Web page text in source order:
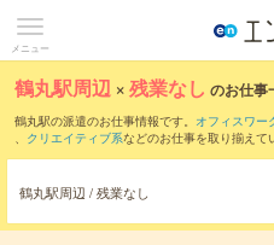
メニュー
鶴丸駅周辺 ×残業なし のお仕事
鶴丸駅の派遣のお仕事情報です。 オフィスワー
、 クリエイティブ系などのお仕事を取り揃えて
鶴丸駅周辺 / 残業なし